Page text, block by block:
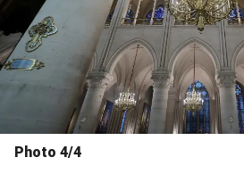
Photo 4/4